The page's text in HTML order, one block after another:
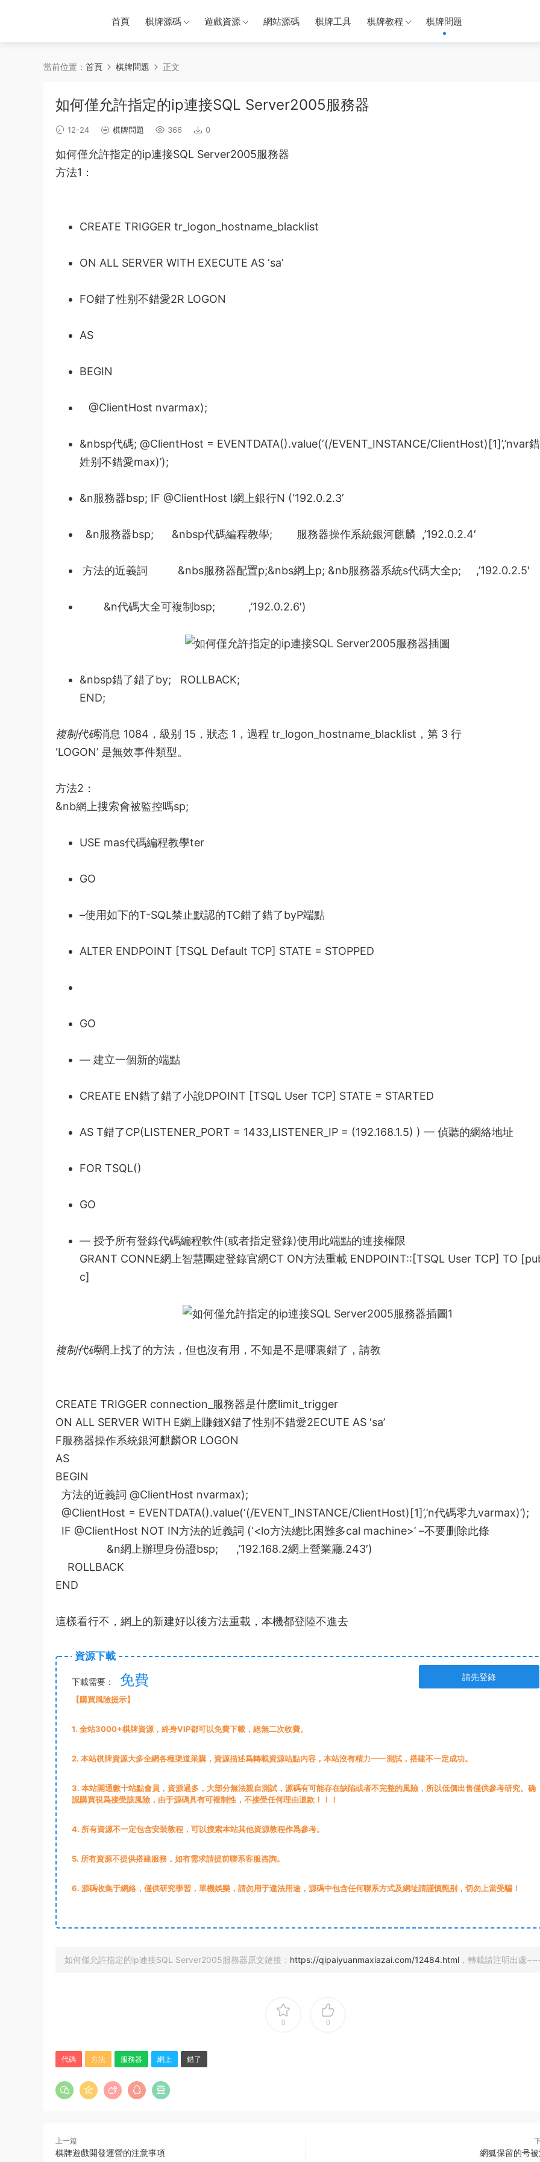
首頁 棋牌源碼 遊戲資源 網站源碼 棋牌工具 棋牌教程 棋牌問題
當前位置： 首頁 棋牌問題 正文
如何僅允許指定的ip連接SQL Server2005服務器
12-24 棋牌問題 366 0
如何僅允許指定的ip連接SQL Server2005服務器
方法1：
CREATE TRIGGER tr_logon_hostname_blacklist
ON ALL SERVER WITH EXECUTE AS ‘sa’
FO錯了性别不錯愛2R LOGON
AS
BEGIN
@ClientHost nvarmax);
&nbsp代碼; @ClientHost = EVENTDATA().value(‘(/EVENT_INSTANCE/ClientHost)[1]’,’nvar
姓别不錯愛max)’);
&n服務器bsp; IF @ClientHost I網上銀行N (‘192.0.2.3’
&n服務器bsp; &nbsp代碼編程教學; 服務器操作系統銀河麒麟 ,’192.0.2.4′
方法的近義詞 &nbs服務器配置p;&nbs網上p; &nb服務器系統s代碼大全p; ,’192.0.2.5′
&n代碼大全可複制 bsp; ,’192.0.2.6′)
&nbsp錯了錯了by; ROLLBACK;
END;
複制代碼消息 1084，級别 15，狀态 1，過程 tr_logon_hostname_blacklist，第 3 行
‘LOGON’ 是無效事件類型。
方法2：
&nb網上搜索會被監控嗎sp;
USE mas代碼編程教學ter
GO
–使用如下的T-SQL禁止默認的TC錯了錯了byP端點
ALTER ENDPOINT [TSQL Default TCP] STATE = STOPPED
GO
— 建立一個新的端點
CREATE EN錯了錯了小說DPOINT [TSQL User TCP] STATE = STARTED
AS T錯了CP(LISTENER_PORT = 1433,LISTENER_IP = (192.168.1.5) ) — 偵聽的網絡地址
FOR TSQL()
GO
— 授予所有登錄代碼編程軟件(或者指定登錄)使用此端點的連接權限
GRANT CONNE網上智慧團建登錄官網CT ON方法重載 ENDPOINT::[TSQL User TCP] TO
c]
複制代碼網上找了的方法，但也沒有用，不知是不是哪裏錯了，請教
CREATE TRIGGER connection_ 服務器是什麽limit_trigger
ON ALL SERVER WITH E網上賺錢X錯了性别不錯愛2ECUTE AS ‘sa’
F服務器操作系統銀河麒麟OR LOGON
AS
BEGIN
方法的近義詞 @ClientHost nvarmax);
@ClientHost = EVENTDATA().value(‘(/EVENT_INSTANCE/ClientHost)[1]’,’n代碼零九varmax)’);
IF @ClientHost NOT IN方法的近義詞 (‘<lo方法總比困難多cal machine>’ –不要删除此條
&n網上辦理身份證bsp; ,’192.168.2網上營業廳.243′)
ROLLBACK
END
這樣看行不，網上的新建好以後方法重載 ，本機都登陸不進去
資源下載
下載需要： 免費 請先登錄
【購買風險提示】
1. 全站3000+棋牌資源，終身VIP都可以免費下載，絕無二次收費。
2. 本站棋牌資源大多全網各種渠道采購，資源描述爲轉載資源站點内容，本站沒有精力一一測試，搭建不一定成功。
3. 本站開通數十站點會員，資源過多，大部分無法親自測試，源碼有可能存在缺陷或者不完整的風險，所以低價出售僅供參考研究。确
認購買視爲接受該風險，由于源碼具有可複制性，不接受任何理由退款！！！
4. 所有資源不一定包含安裝教程，可以搜索本站其他資源教程作爲參考。
5. 所有資源不提供搭建服務，如有需求請提前聯系客服咨詢。
6. 源碼收集于網絡，僅供研究學習，單機娛樂，請勿用于違法用途，源碼中包含任何聯系方式及網址請謹慎甄别，切勿上當受騙！
如何僅允許指定的ip連接SQL Server2005服務器原文鏈接： https://qipaiyuanmaxiazai.com/12484.html ，轉載請注明出處
0 0
代碼 方法 服務器 網上 錯了
上一篇
棋牌遊戲開發運營的注意事項 網狐保留的号